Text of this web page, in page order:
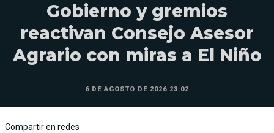
Gobierno y gremios
reactivan Consejo Asesor
Agrario con miras a El Niño
6 DE AGOSTO DE 2026 23:02
Compartir en redes